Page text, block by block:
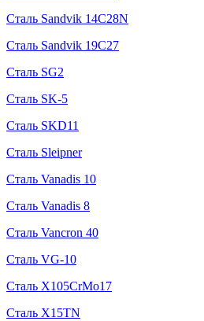
Сталь Sandvik 14C28N
Сталь Sandvik 19C27
Сталь SG2
Сталь SK-5
Сталь SKD11
Сталь Sleipner
Сталь Vanadis 10
Сталь Vanadis 8
Сталь Vancron 40
Сталь VG-10
Сталь X105CrMo17
Сталь X15TN